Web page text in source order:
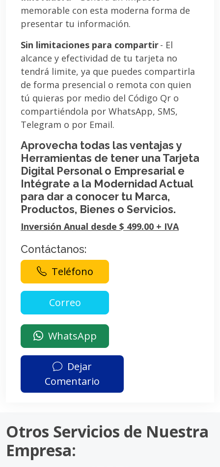
memorable con esta moderna forma de
presentar tu información.
Sin limitaciones para compartir- El
alcance y efectividad de tu tarjeta no
tendrá limite, ya que puedes compartirla
de forma presencial o remota con quien
tú quieras por medio del Código Qr o
compartiéndola por WhatsApp, SMS,
Telegram o por Email.
Aprovecha todas las ventajas y
Herramientas de tener una Tarjeta
Digital Personal o Empresarial e
Intégrate a la Modernidad Actual
para dar a conocer tu Marca,
Productos, Bienes o Servicios.
Inversión Anual desde $ 499.00 + IVA
Contáctanos:
Teléfono
WhatsApp
Dejar
Comentario
Otros Servicios de Nuestra
Empresa: